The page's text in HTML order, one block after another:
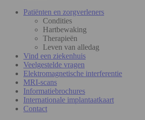
Patiënten en zorgverleners
Condities
Hartbewaking
Therapieën
Leven van alledag
Vind een ziekenhuis
Veelgestelde vragen
Elektromagnetische interferentie
MRI-scans
Informatiebrochures
Internationale implantaatkaart
Contact